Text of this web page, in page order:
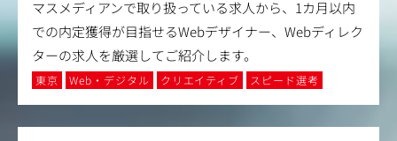
マスメディアンで取り扱っている求人から、1カ月以内
での内定獲得が目指せるWebデザイナー、Webディレク
ターの求人を厳選してご紹介します。
東京 Web・デジタル クリエイティブ スピード選考